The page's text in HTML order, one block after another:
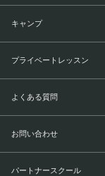
キャンプ
プライベートレッスン
よくある質問
お問い合わせ
パートナースクール